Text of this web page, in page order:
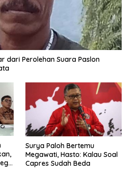
dari Perolehan Suara Paslon
Surya Paloh Bertemu
Megawati, Hasto: Kalau Soal
Capres Sudah Beda